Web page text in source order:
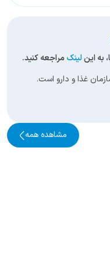
به اینلینک مراجعه کنید.
غذا و دارو است.
مشاهده همه